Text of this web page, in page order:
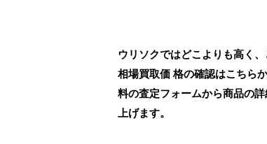
ウリソクではどこよりも高く
相場買取価 格の確認はこちら
料の査定フォームから商品の
上げます。